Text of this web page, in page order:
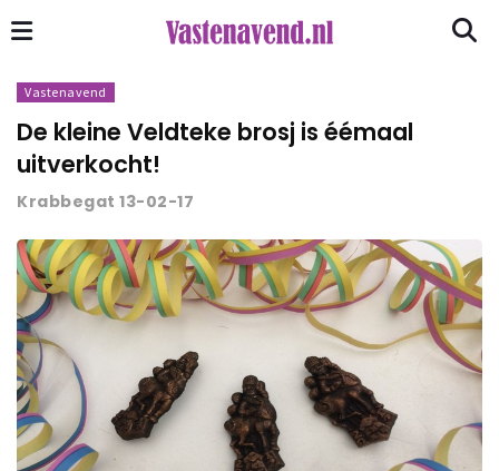
Vastenavend
De kleine Veldteke brosj is éémaal
uitverkocht!
Krabbegat 13-02-17